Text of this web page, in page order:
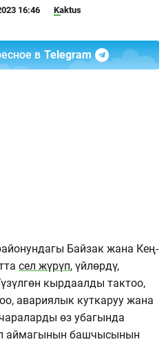
16:46 Kaktus
в Telegram
Байзак жана Кең-
сел жүрүп, үйлөрдү,
кырдаалды тактоо,
авариялык куткаруу жана
өз убагында
аймагынын башчысынын